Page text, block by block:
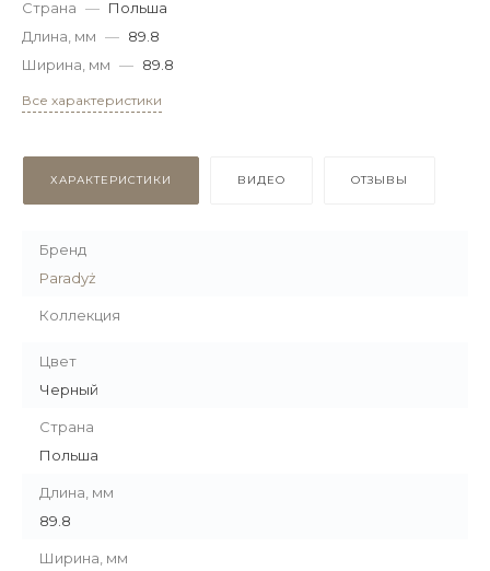
Страна — Польша
Длина, мм — 89.8
Ширина, мм — 89.8
Все характеристики
ХАРАКТЕРИСТИКИ ВИДЕО ОТЗЫВЫ
Бренд
Paradyż
Коллекция
Цвет
Черный
Страна
Польша
Длина, мм
89.8
Ширина, мм